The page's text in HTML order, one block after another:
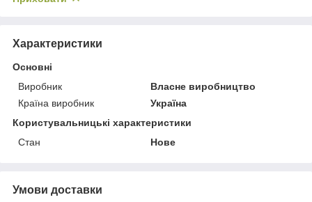
Характеристики
Основні
Виробник
Власне виробництво
Країна виробник
Україна
Користувальницькі характеристики
Стан
Нове
Умови доставки